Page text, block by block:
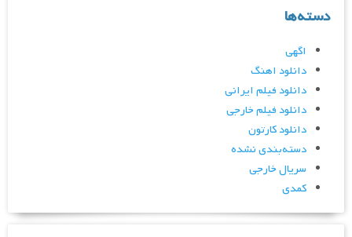
دسته‌ها
اگهی
دانلود اهنگ
دانلود فیلم ایرانی
دانلود فیلم خارجی
دانلود کارتون
دسته‌بندی نشده
سریال خارجی
کمدی